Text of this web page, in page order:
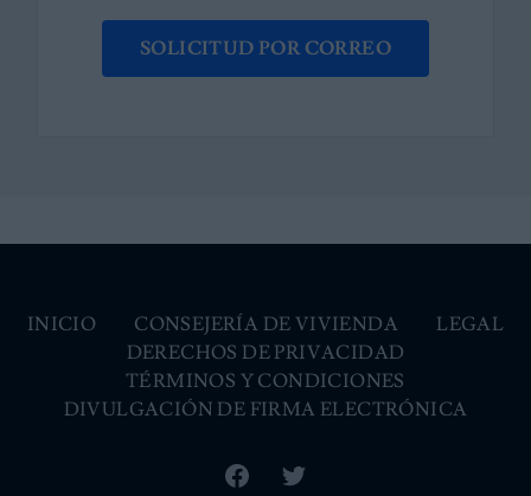
SOLICITUD POR CORREO
INICIO CONSEJERÍA DE VIVIENDA
LEGAL
DERECHOS DE PRIVACIDAD
TÉRMINOS Y CONDICIONES
DIVULGACIÓN DE FIRMA ELECTRÓNICA
FacebookTwitter